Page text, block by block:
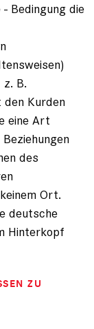
Bedingung die
z. B.
den Kurden
eine Art
des
Ort.
deutsche
Hinterkopf
ZU